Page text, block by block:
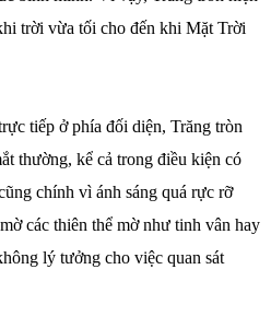
trời vừa tối cho đến khi Mặt Trời
tiếp ở phía đối diện, Trăng tròn
thường, kể cả trong điều kiện có
chính vì ánh sáng quá rực rỡ
các thiên thể mờ như tinh vân hay
lý tưởng cho việc quan sát